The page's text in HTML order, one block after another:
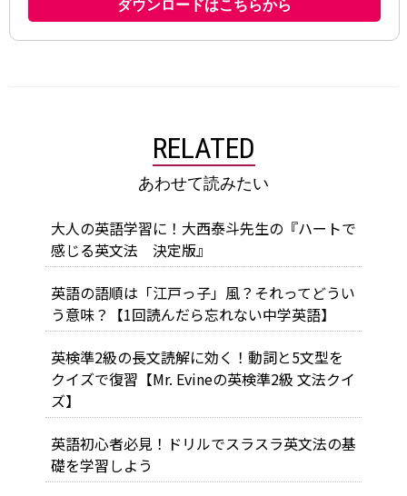
RELATED
あわせて読みたい
大人の英語学習に！大西泰斗先生の『ハートで
感じる英文法 決定版』
英語の語順は「江戸っ子」風？それってどうい
う意味？【1回読んだら忘れない中学英語】
英検準2級の長文読解に効く！動詞と5文型を
クイズで復習【Mr. Evineの英検準2級 文法クイ
ズ】
英語初心者必見！ドリルでスラスラ英文法の基
礎を学習しよう